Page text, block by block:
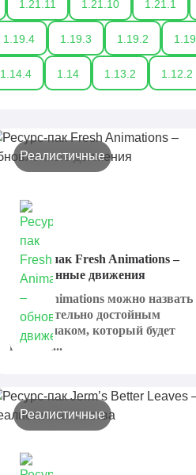
1.21.11 1.21.10 1.21.1
1.19.4 1.19.3 1.19.2 1.19
1.14.4 1.14 1.13.2 1.12.2
Реалистичные
Ресурс-пак Fresh Animations –
обновленные движения
Fresh Animations можно назвать
действительно достойным
ресурс-паком, который будет
полезен...
Реалистичные